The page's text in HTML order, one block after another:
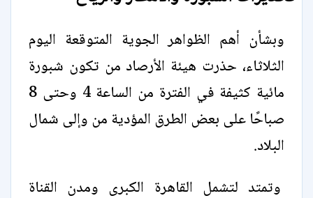
وبشأن أهم الظواهر الجوية المتوقعة اليوم
الثلاثاء، حذرت هيئة الأرصاد من تكون شبورة
مائية كثيفة في الفترة من الساعة 4 وحتى 8
صباحًا على بعض الطرق المؤدية من وإلى شمال
البلاد.
وتمتد لتشمل القاهرة الكبرى ومدن القناة